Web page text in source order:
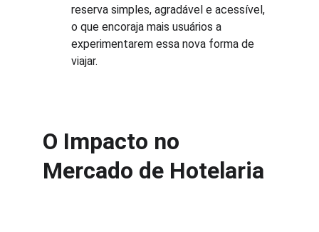
reserva simples, agradável e acessível,
o que encoraja mais usuários a
experimentarem essa nova forma de
viajar.
O Impacto no
Mercado de Hotelaria